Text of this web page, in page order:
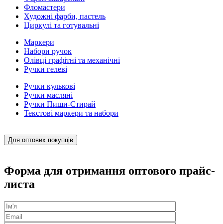
Фломастери
Художні фарби, пастель
Циркулі та готувальні
Маркери
Набори ручок
Олівці графітні та механічні
Ручки гелеві
Ручки кулькові
Ручки масляні
Ручки Пиши-Стирай
Текстові маркери та набори
Для оптових покупців
Форма для отримання оптового прайс-
листа